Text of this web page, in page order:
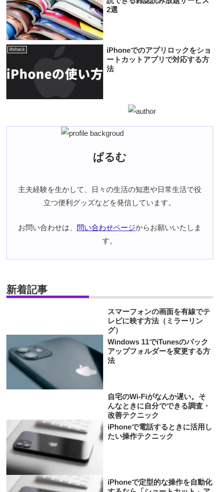
2選
lifehack
iPhoneでのアプリロックをショ
ートカットアプリで対応する方
法
ぱるむ
主夫経験を生かして、日々の生活の知恵や日常生活で役
立つ便利グッズなどを発信しています。
お問い合わせは、 問い合わせページからお願いいたしま
す。
新着記事
スマーフォンの画面を有線でテ
レビに映す方法（ミラーリン
グ）
Windows 11でiTunesのバック
アップフォルダーを変更する方
法
自宅のWi-Fiがなんか遅い。そ
んなときに自分でできる調査・
改善テクニック
iPhoneで電話するときに活用し
たい操作テクニック
iPhoneで定型的な操作を自動化